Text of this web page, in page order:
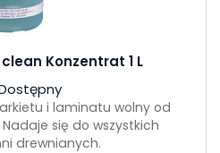
Konzentrat 1 L
i laminatu wolny od
się do wszystkich
drewnianych.